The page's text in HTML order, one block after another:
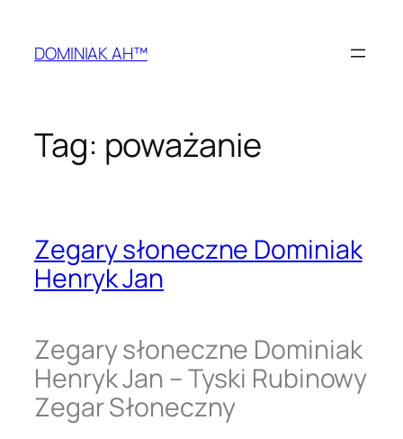
treściDOMINIAK AH™
Tag: poważanie
Zegary słoneczne Dominiak
Henryk Jan
Zegary słoneczne Dominiak
Henryk Jan – Tyski Rubinowy
Zegar Słoneczny